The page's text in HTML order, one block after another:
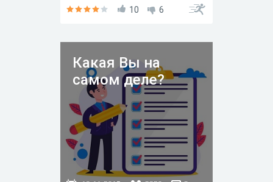
10 6
Какая Вы на
самом деле?